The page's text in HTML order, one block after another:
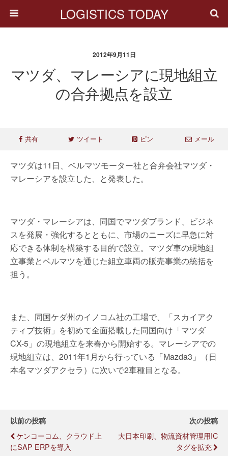
LOGISTICS TODAY
2012年9月11日
マツダ、マレーシアに現地組立
の合弁拠点を設立
共有 ツイート ピン メール
マツダは11日、ベルマツモーター社と合弁会社マツダ・
マレーシアを設立した、と発表した。
マツダ・マレーシアは、同国でマツダブランド、ビジネ
スを発展・強化するとともに、市場のニーズに早急に対
応できる体制を構築する目的で設立。マツダ車の現地組
立事業とベルマツを通じた組立車両の販売事業の統括を
担う。
また、同国ケダ州のイノコム社の工場で、「スカイアク
ティブ技術」を初めて全面搭載した同国向け「マツダ
CX-5」の現地組立を来春から開始する。マレーシアでの
現地組立は、2011年1月から行っている「Mazda3」（日
本名マツダアクセラ）に次いで2車種目となる。
以前の投稿
ケンコーコム、クラウド上
にSAP ERPを導入
次の投稿
大日本印刷、物流資材管理用IC
タグを拡充